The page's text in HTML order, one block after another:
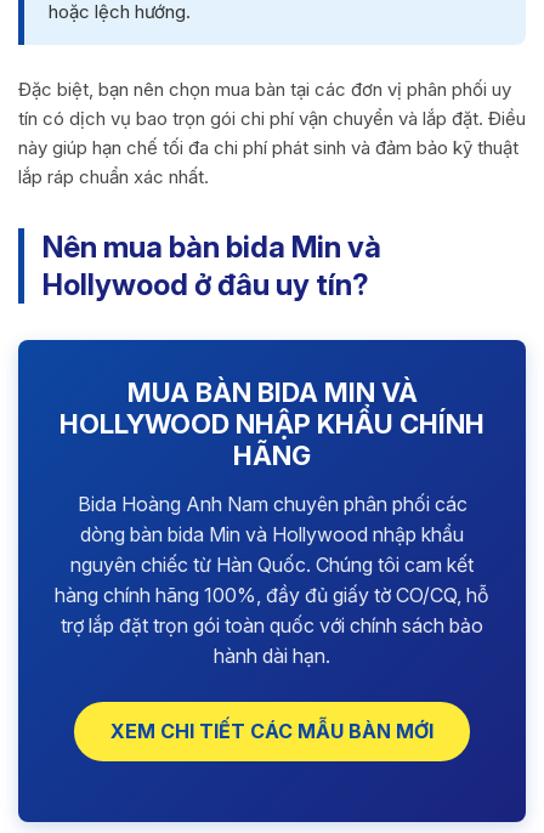
hoặc lệch hướng.
Đặc biệt, bạn nên chọn mua bàn tại các đơn vị phân phối uy
tín có dịch vụ bao trọn gói chi phí vận chuyển và lắp đặt. Điều
này giúp hạn chế tối đa chi phí phát sinh và đảm bảo kỹ thuật
lắp ráp chuẩn xác nhất.
Nên mua bàn bida Min và
Hollywood ở đâu uy tín?
MUA BÀN BIDA MIN VÀ
HOLLYWOOD NHẬP KHẨU CHÍNH
HÃNG
Bida Hoàng Anh Nam chuyên phân phối các
dòng bàn bida Min và Hollywood nhập khẩu
nguyên chiếc từ Hàn Quốc. Chúng tôi cam kết
hàng chính hãng 100%, đầy đủ giấy tờ CO/CQ, hỗ
trợ lắp đặt trọn gói toàn quốc với chính sách bảo
hành dài hạn.
XEM CHI TIẾT CÁC MẪU BÀN MỚI